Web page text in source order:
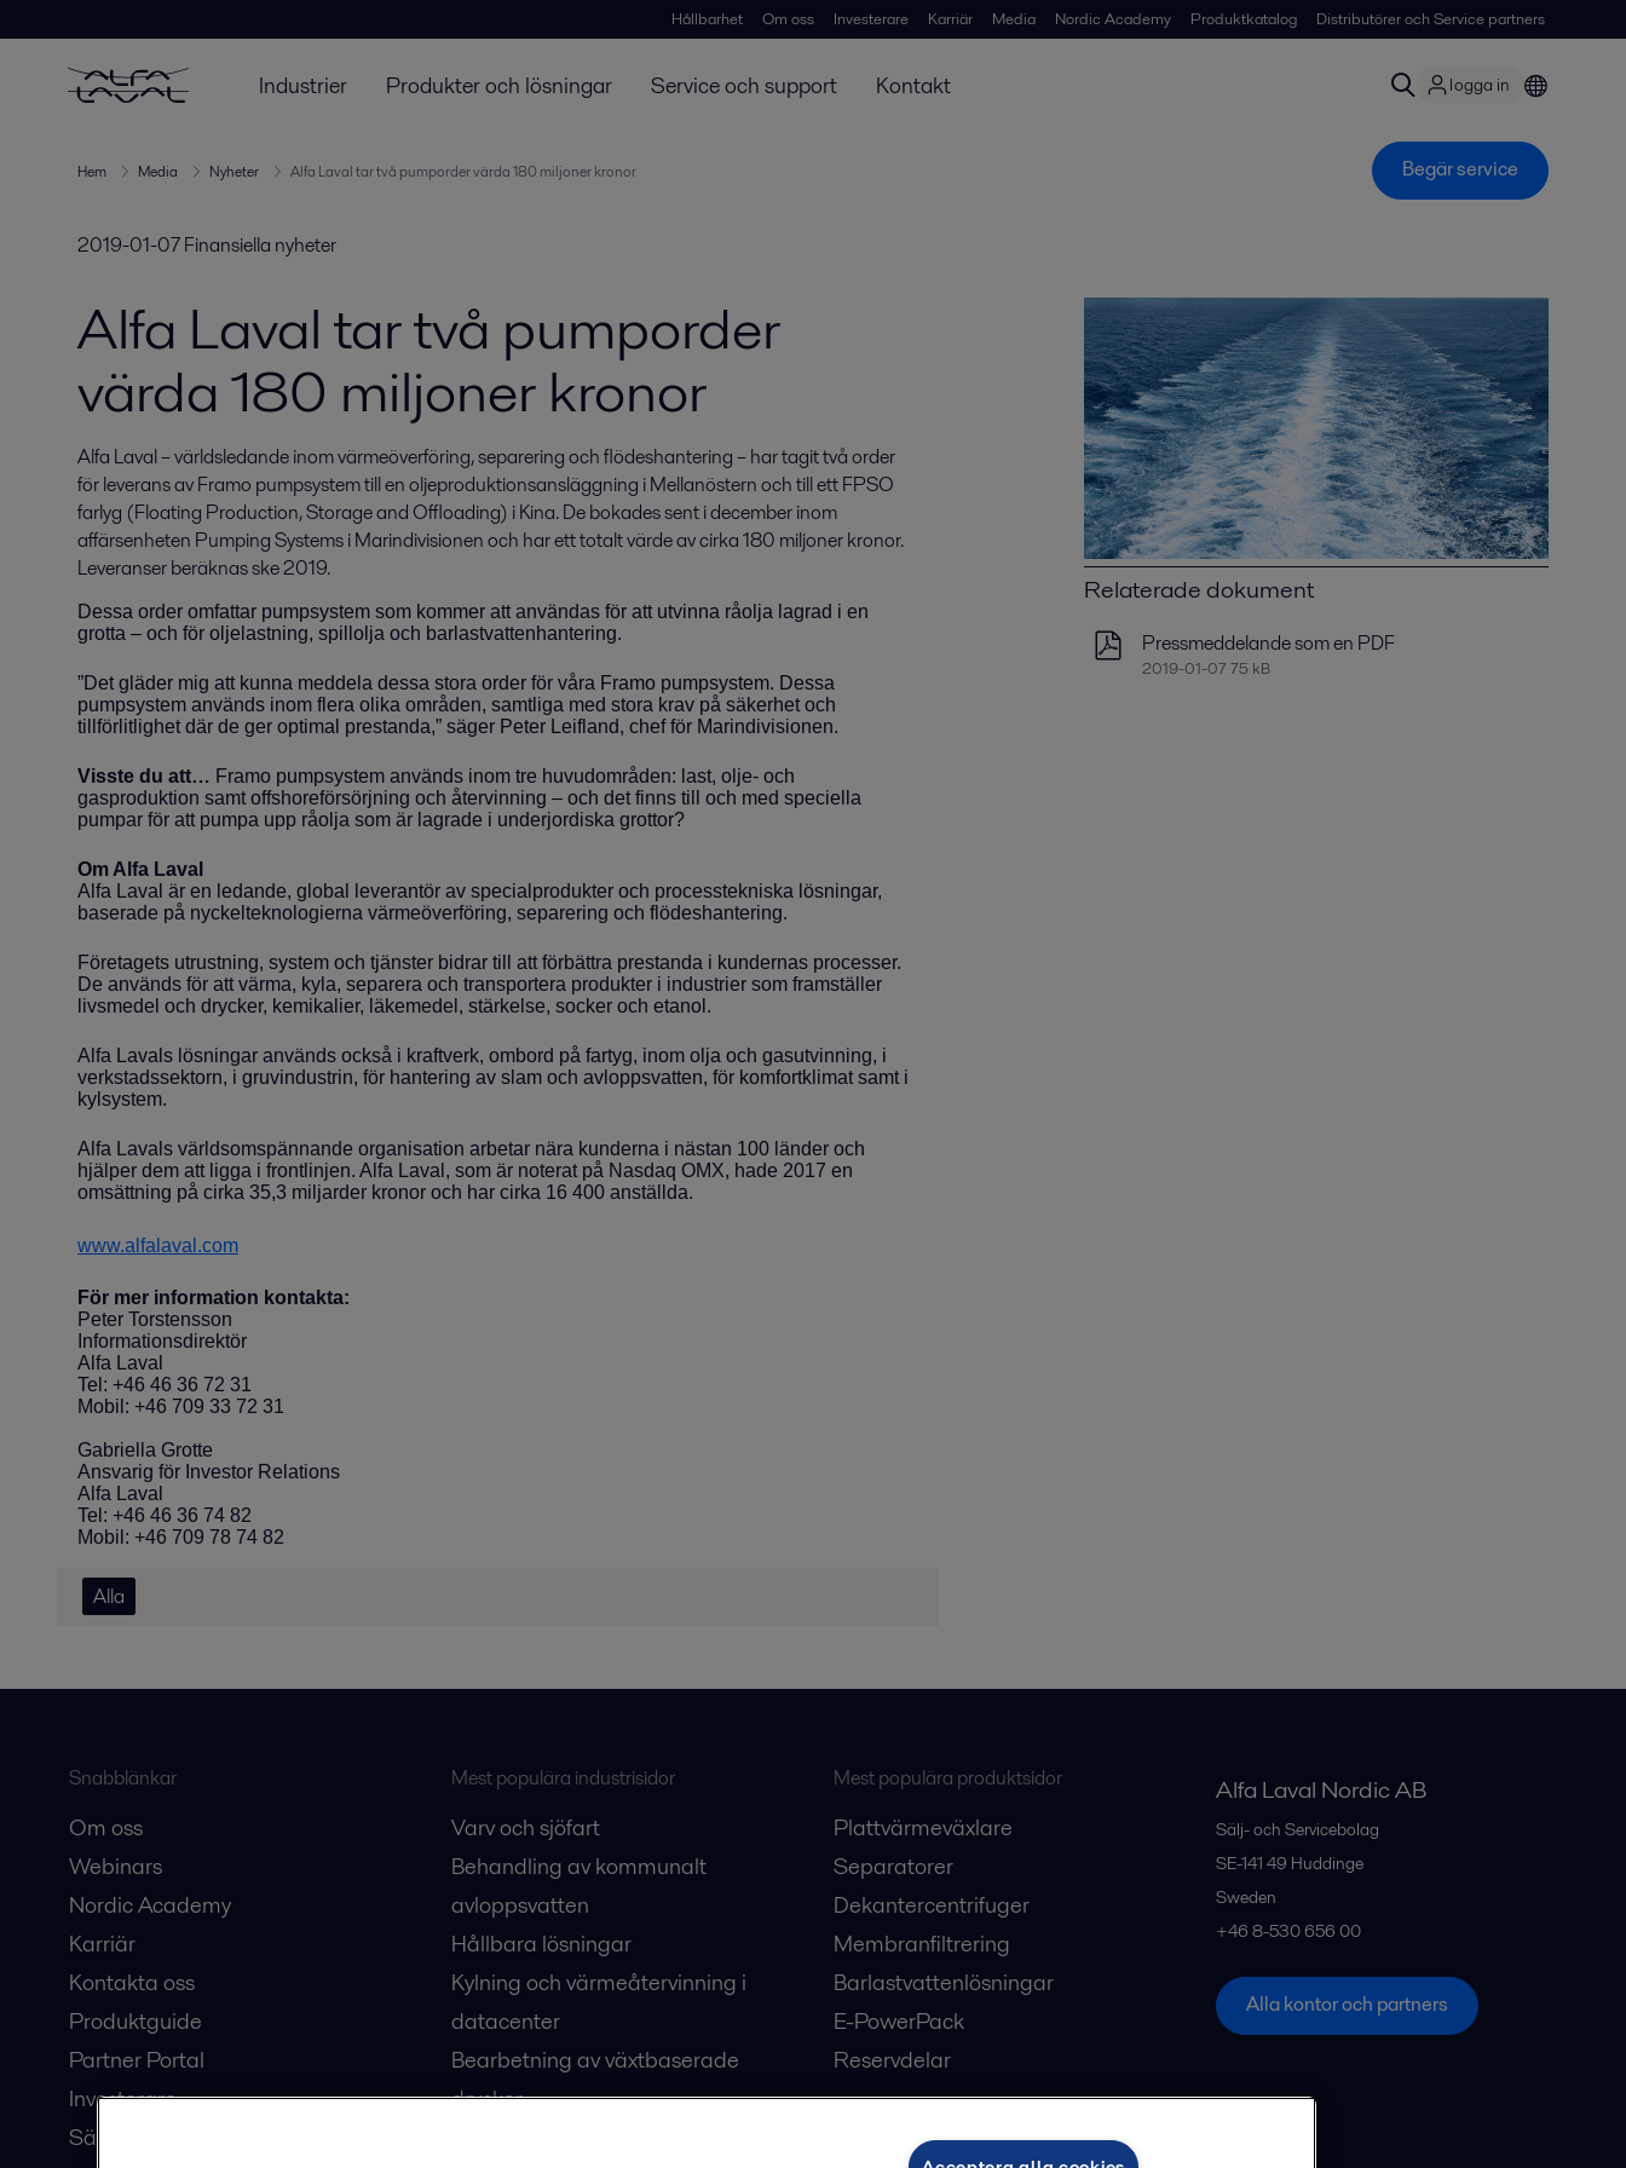
Hållbarhet Om oss Investerare Karriär Media Nordic Academy Produktkatalog Distributörer och Service partners
Industrier Produkter och lösningar Service och support Kontakt logga in
Hem Media Nyheter Alfa Laval tar två pumporder värda 180 miljoner kronor Begär service
2019-01-07Finansiella nyheter
Alfa Laval tar två pumporder
värda 180 miljoner kronor
Alfa Laval – världsledande inom värmeöverföring, separering och flödeshantering – har tagit två order
för leverans av Framo pumpsystem till en oljeproduktionsansläggning i Mellanöstern och till ett FPSO
farlyg (Floating Production, Storage and Offloading) i Kina. De bokades sent i december inom
affärsenheten Pumping Systems i Marindivisionen och har ett totalt värde av cirka 180 miljoner kronor.
Leveranser beräknas ske 2019.
Dessa order omfattar pumpsystem som kommer att användas för att utvinna råolja lagrad i en
grotta – och för oljelastning, spillolja och barlastvattenhantering.
”Det gläder mig att kunna meddela dessa stora order för våra Framo pumpsystem. Dessa
pumpsystem används inom flera olika områden, samtliga med stora krav på säkerhet och
tillförlitlighet där de ger optimal prestanda,” säger Peter Leifland, chef för Marindivisionen.
Visste du att… Framo pumpsystem används inom tre huvudområden: last, olje- och
gasproduktion samt offshoreförsörjning och återvinning – och det finns till och med speciella
pumpar för att pumpa upp råolja som är lagrade i underjordiska grottor?
Om Alfa Laval
Alfa Laval är en ledande, global leverantör av specialprodukter och processtekniska lösningar,
baserade på nyckelteknologierna värmeöverföring, separering och flödeshantering.
Företagets utrustning, system och tjänster bidrar till att förbättra prestanda i kundernas processer.
De används för att värma, kyla, separera och transportera produkter i industrier som framställer
livsmedel och drycker, kemikalier, läkemedel, stärkelse, socker och etanol.
Alfa Lavals lösningar används också i kraftverk, ombord på fartyg, inom olja och gasutvinning, i
verkstadssektorn, i gruvindustrin, för hantering av slam och avloppsvatten, för komfortklimat samt i
kylsystem.
Alfa Lavals världsomspännande organisation arbetar nära kunderna i nästan 100 länder och
hjälper dem att ligga i frontlinjen. Alfa Laval, som är noterat på Nasdaq OMX, hade 2017 en
omsättning på cirka 35,3 miljarder kronor och har cirka 16 400 anställda.
www.alfalaval.com
För mer information kontakta:
Peter Torstensson
Informationsdirektör
Alfa Laval
Tel: +46 46 36 72 31
Mobil: +46 709 33 72 31
Gabriella Grotte
Ansvarig för Investor Relations
Alfa Laval
Tel: +46 46 36 74 82
Mobil: +46 709 78 74 82
Alla
Relaterade dokument
Pressmeddelande som en PDF
2019-01-07 75 kB
Snabblänkar
Om oss
Webinars
Nordic Academy
Karriär
Kontakta oss
Produktguide
Partner Portal
Investerare
Säkerhetsdatablad
Mest populära industrisidor
Varv och sjöfart
Behandling av kommunalt
avloppsvatten
Hållbara lösningar
Kylning och värmeåtervinning i
datacenter
Bearbetning av växtbaserade
drycker
Mest populära produktsidor
Plattvärmeväxlare
Separatorer
Dekantercentrifuger
Membranfiltrering
Barlastvattenlösningar
E-PowerPack
Reservdelar
Alfa Laval Nordic AB
Sälj- och Servicebolag
SE-141 49 Huddinge
Sweden
+46 8-530 656 00
Alla kontor och partners